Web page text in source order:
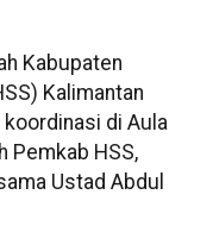
Kabupaten
Kalimantan
di Aula
Pemkab HSS,
Ustad Abdul